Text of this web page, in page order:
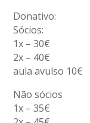
Donativo:
Sócios:
1x – 30€
2x – 40€
aula avulso 10€
Não sócios
1x – 35€